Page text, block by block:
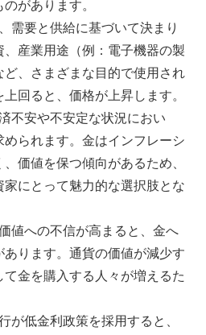
があります。
需要と供給に基づいて決まり
、産業用途（例：電子機器の製
、さまざまな目的で使用され
回ると、価格が上昇します。
不安や不安定な状況におい
られます。金はインフレーシ
価値を保つ傾向があるため、
にとって魅力的な選択肢とな
値への不信が高まると、金へ
ります。通貨の価値が減少す
金を購入する人々が増えるた
が低金利政策を採用すると、